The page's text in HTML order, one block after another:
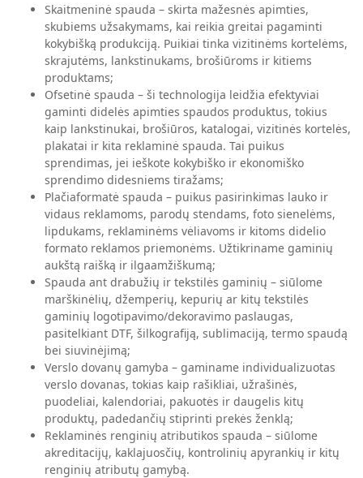
Skaitmeninė spauda – skirta mažesnės apimties,
skubiems užsakymams, kai reikia greitai pagaminti
kokybišką produkciją. Puikiai tinka vizitinėms kortelėms,
skrajutėms, lankstinukams, brošiūroms ir kitiems
produktams;
Ofsetinė spauda – ši technologija leidžia efektyviai
gaminti didelės apimties spaudos produktus, tokius
kaip lankstinukai, brošiūros, katalogai, vizitinės kortelės,
plakatai ir kita reklaminė spauda. Tai puikus
sprendimas, jei ieškote kokybiško ir ekonomiško
sprendimo didesniems tiražams;
Plačiaformatė spauda – puikus pasirinkimas lauko ir
vidaus reklamoms, parodų stendams, foto sienelėms,
lipdukams, reklaminėms vėliavoms ir kitoms didelio
formato reklamos priemonėms. Užtikriname gaminių
aukštą raišką ir ilgaamžiškumą;
Spauda ant drabužių ir tekstilės gaminių – siūlome
marškinėlių, džemperių, kepurių ar kitų tekstilės
gaminių logotipavimo/dekoravimo paslaugas,
pasitelkiant DTF, šilkografiją, sublimaciją, termo spaudą
bei siuvinėjimą;
Verslo dovanų gamyba – gaminame individualizuotas
verslo dovanas, tokias kaip rašikliai, užrašinės,
puodeliai, kalendoriai, pakuotės ir daugelis kitų
produktų, padedančių stiprinti prekės ženklą;
Reklaminės renginių atributikos spauda – siūlome
akreditacijų, kaklajuosčių, kontrolinių apyrankių ir kitų
renginių atributų gamybą.